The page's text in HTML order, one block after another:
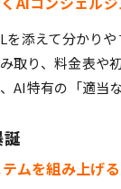
添えて分かりや
取り、料金表や
AI特有の「適当
ムを組み上げ